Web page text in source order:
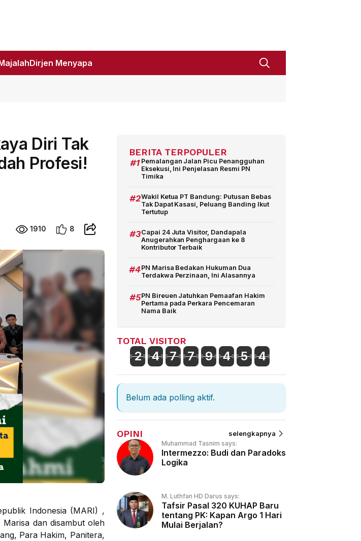
Dirjen Menyapa
Diri Tak
Profesi!
1910 8
Indonesia (MARI) ,
dan disambut oleh
Para Hakim, Panitera,
BERITA TERPOPULER
#1 Pemalangan Jalan Picu Penangguhan
Eksekusi, Ini Penjelasan Resmi PN
Timika
#2Wakil Ketua PT Bandung: Putusan Bebas
Tak Dapat Kasasi, Peluang Banding Ikut
Tertutup
#3Capai 24 Juta Visitor, Dandapala
Anugerahkan Penghargaan ke 8
Kontributor Terbaik
#4PN Marisa Bedakan Hukuman Dua
Terdakwa Perzinaan, Ini Alasannya
#5PN Bireuen Jatuhkan Pemaafan Hakim
Pertama pada Perkara Pencemaran
Nama Baik
TOTAL VISITOR
2 4 7 7 9 4 5 4
Belum ada polling aktif.
OPINI selengkapnya
Muhammad Tasnim says:
Intermezzo: Budi dan Paradoks
Logika
M. Luthfan HD Darus says:
Tafsir Pasal 320 KUHAP Baru
tentang PK: Kapan Argo 1 Hari
Mulai Berjalan?